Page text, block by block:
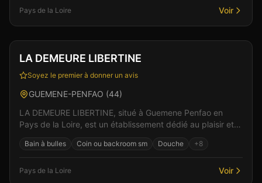
Pays de la Loire Voir
Club Sauna +4
LA DEMEURE LIBERTINE
Soyez le premier à donner un avis
GUEMENE-PENFAO (44)
LA DEMEURE LIBERTINE, situé à Guemene Penfao en
Pays de la Loire, est un établissement dédié au plaisir et
Bain à bulles Coin ou backroom sm Douche +8
Pays de la Loire Voir